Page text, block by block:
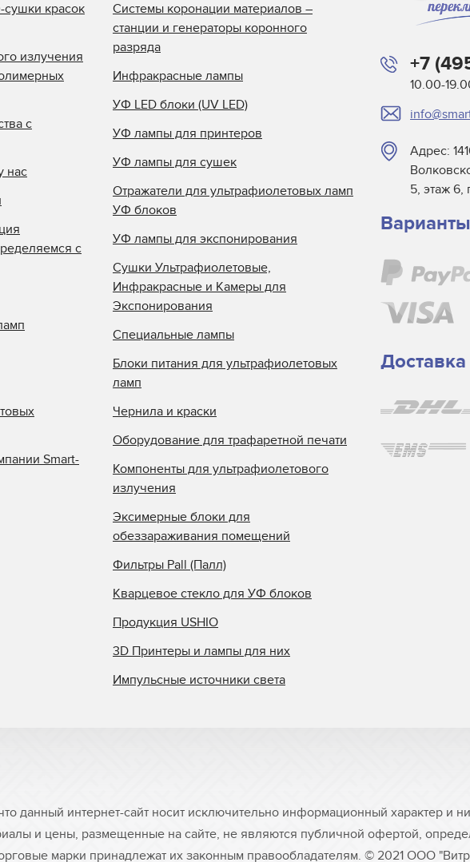
+7
10.00-
Адрес:
5, этаж
Доставка
красок
излучения
с
нас
с
Smart-
Системы коронации материалов –
станции и генераторы коронного
разряда
Инфракрасные лампы
УФ LED блоки (UV LED)
УФ лампы для принтеров
УФ лампы для сушек
Отражатели для ультрафиолетовых ламп
УФ блоков
УФ лампы для экспонирования
Сушки Ультрафиолетовые,
Инфракрасные и Камеры для
Экспонирования
Специальные лампы
Блоки питания для ультрафиолетовых
ламп
Чернила и краски
Оборудование для трафаретной печати
Компоненты для ультрафиолетового
излучения
Эксимерные блоки для
обеззараживания помещений
Фильтры Pall (Палл)
Кварцевое стекло для УФ блоков
Продукция USHIO
3D Принтеры и лампы для них
Импульсные источники света
данный интернет-сайт носит исключительно информационный характер и
и цены, размещенные на сайте, не являются публичной офертой,
марки принадлежат их законным правообладателям. © 2021 ООО